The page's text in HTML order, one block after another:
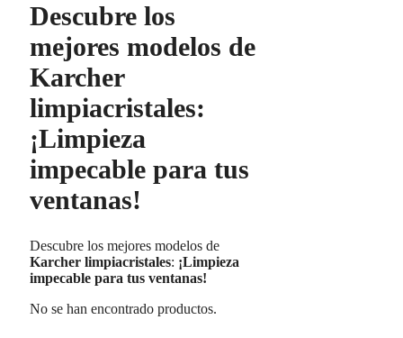
Descubre los
mejores modelos de
Karcher
limpiacristales:
¡Limpieza
impecable para tus
ventanas!
Descubre los mejores modelos de
Karcher limpiacristales: ¡Limpieza
impecable para tus ventanas!
No se han encontrado productos.